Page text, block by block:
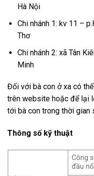
Hà Nội
Chi nhánh 1: kv 11 –
Thơ
Chi nhánh 2: xã Tân
Minh
Đối với bà con ở xa có
trên website hoặc để lại
tới bà con trong thời gian
Thông số kỹ thuật
Công
đầu nổ